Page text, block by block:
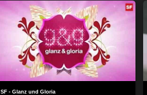
SF - Glanz und Gloria